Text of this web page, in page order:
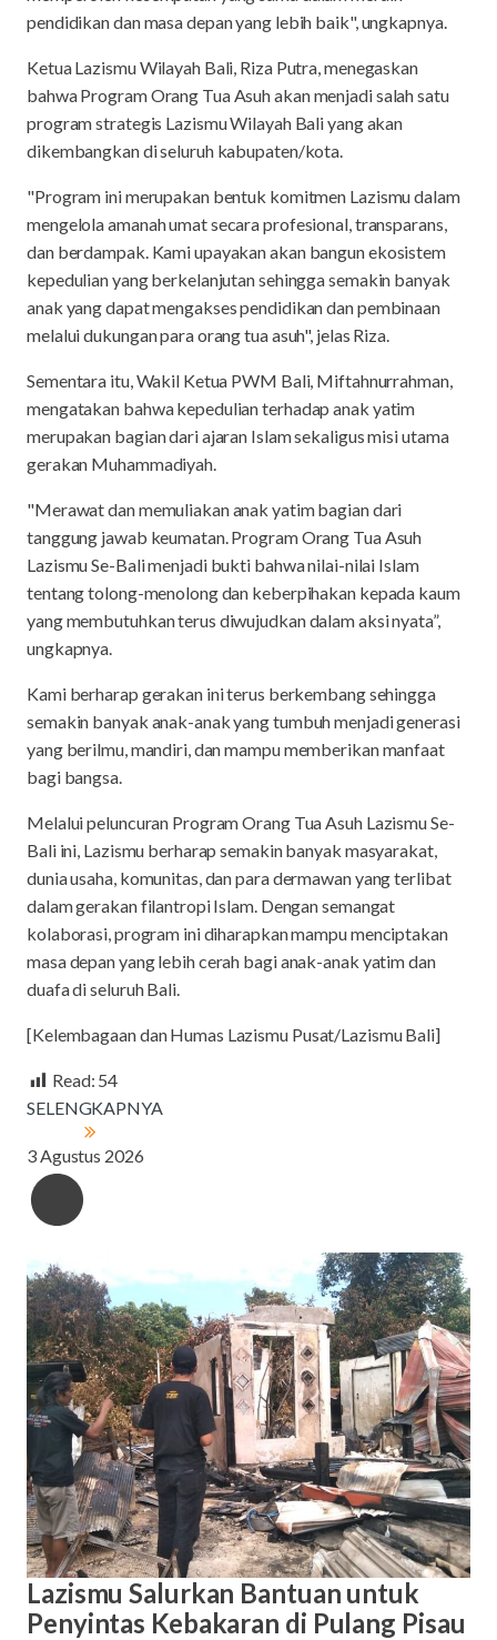
pendidikan dan masa depan yang lebih baik", ungkapnya.
Ketua Lazismu Wilayah Bali, Riza Putra, menegaskan
bahwa Program Orang Tua Asuh akan menjadi salah satu
program strategis Lazismu Wilayah Bali yang akan
dikembangkan di seluruh kabupaten/kota.
"Program ini merupakan bentuk komitmen Lazismu dalam
mengelola amanah umat secara profesional, transparans,
dan berdampak. Kami upayakan akan bangun ekosistem
kepedulian yang berkelanjutan sehingga semakin banyak
anak yang dapat mengakses pendidikan dan pembinaan
melalui dukungan para orang tua asuh", jelas Riza.
Sementara itu, Wakil Ketua PWM Bali, Miftahnurrahman,
mengatakan bahwa kepedulian terhadap anak yatim
merupakan bagian dari ajaran Islam sekaligus misi utama
gerakan Muhammadiyah.
"Merawat dan memuliakan anak yatim bagian dari
tanggung jawab keumatan. Program Orang Tua Asuh
Lazismu Se-Bali menjadi bukti bahwa nilai-nilai Islam
tentang tolong-menolong dan keberpihakan kepada kaum
yang membutuhkan terus diwujudkan dalam aksi nyata”,
ungkapnya.
Kami berharap gerakan ini terus berkembang sehingga
semakin banyak anak-anak yang tumbuh menjadi generasi
yang berilmu, mandiri, dan mampu memberikan manfaat
bagi bangsa.
Melalui peluncuran Program Orang Tua Asuh Lazismu Se-
Bali ini, Lazismu berharap semakin banyak masyarakat,
dunia usaha, komunitas, dan para dermawan yang terlibat
dalam gerakan filantropi Islam. Dengan semangat
kolaborasi, program ini diharapkan mampu menciptakan
masa depan yang lebih cerah bagi anak-anak yatim dan
duafa di seluruh Bali.
[Kelembagaan dan Humas Lazismu Pusat/Lazismu Bali]
Read: 54
SELENGKAPNYA
3 Agustus 2026
Lazismu Salurkan Bantuan untuk
Penyintas Kebakaran di Pulang Pisau